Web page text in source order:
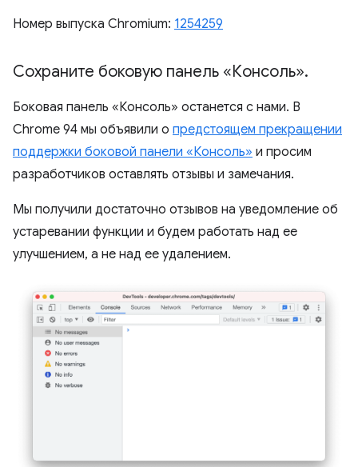
Номер выпуска Chromium: 1254259
Сохраните боковую панель «Консоль».
Боковая панель «Консоль» останется с нами. В
Chrome 94 мы объявили о предстоящем прекращении
поддержки боковой панели «Консоль» и просим
разработчиков оставлять отзывы и замечания.
Мы получили достаточно отзывов на уведомление об
устаревании функции и будем работать над ее
улучшением, а не над ее удалением.